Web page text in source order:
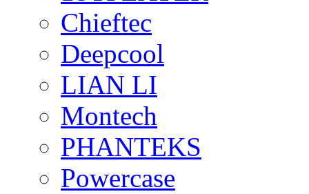
Chieftec
Deepcool
LIAN LI
Montech
PHANTEKS
Powercase